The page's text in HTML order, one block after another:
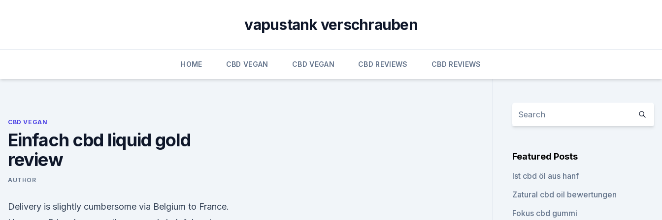
vapustank verschrauben
HOME CBD VEGAN CBD VEGAN CBD REVIEWS CBD REVIEWS
CBD VEGAN
Einfach cbd liquid gold
review
AUTHOR
Delivery is slightly cumbersome via Belgium to France.
Featured Posts
Ist cbd öl aus hanf
Zatural cbd oil bewertungen
Fokus cbd gummi